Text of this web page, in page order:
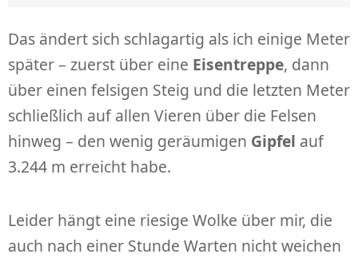
Das ändert sich schlagartig als ich einige Meter
später – zuerst über eine Eisentreppe, dann
über einen felsigen Steig und die letzten Meter
schließlich auf allen Vieren über die Felsen
hinweg – den wenig geräumigen Gipfel auf
3.244 m erreicht habe.
Leider hängt eine riesige Wolke über mir, die
auch nach einer Stunde Warten nicht weichen